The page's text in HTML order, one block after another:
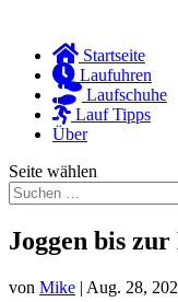
Startseite
Laufuhren
Laufschuhe
Lauf Tipps
Über
Seite wählen
Joggen bis
von Mike | Aug. 28,